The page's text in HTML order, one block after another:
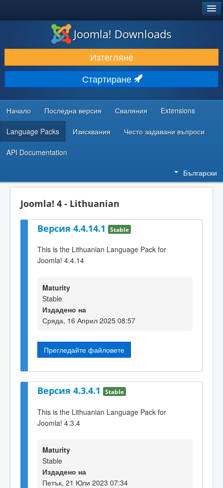
ИЗТЕГЛЯНЕ & РАЗШИРЯВАНЕ
ОТКРИВАЙТЕ & УЧЕТЕ
ОБЩНОСТ & ПОДДРЪЖКА
РЕСУРСИ ЗА РАЗРАБОТКА
Joomla! Downloads
Изтегляне
Стартиране
Начало Последна версия Сваляния Extensions
Language Packs Изисквания Често задавани въпроси
API Documentation
Български
Joomla! 4 - Lithuanian
Версия 4.4.14.1 Stable
This is the Lithuanian Language Pack for
Joomla! 4.4.14
Maturity
Stable
Издадено на
Сряда, 16 Април 2025 08:57
Прегледайте файловете
Версия 4.3.4.1 Stable
This is the Lithuanian Language Pack for
Joomla! 4.3.4
Maturity
Stable
Издадено на
Петък, 21 Юли 2023 07:34